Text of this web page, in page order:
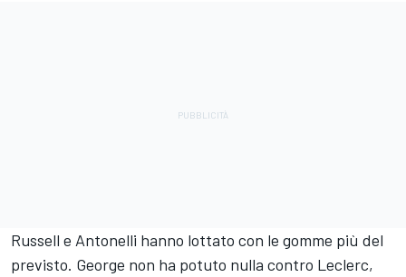
Russell e Antonelli hanno lottato con le gomme più del
previsto. George non ha potuto nulla contro Leclerc,